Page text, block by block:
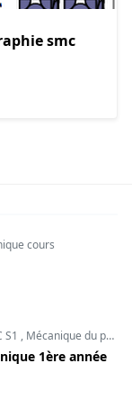
smc
cours
S1 , Mécanique du point
1ère année